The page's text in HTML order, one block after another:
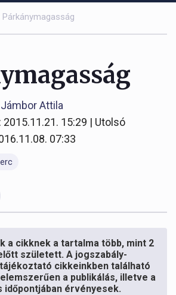
Párkánymagasság
Attila
15:29 | Utolsó
07:33
a cikknek a tartalma több, mint 2
született. A jogszabály-
cikkeinkben található
a publikálás, illetve a
érvényesek.